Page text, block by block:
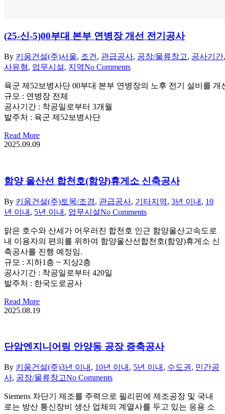
(25-신-5)00부대 본부 연병장 개선 전기공사
By 키움건설(주)서울, 조건 , 관급공사, 공장/물류창고, 공사기간
사유형, 업무시설, 지역No Comments
육군 제52보병사단 00부대 본부 연병장의 노후 전기 설비를
규모 : 연병장 전체
공사기간 : 착공일로부터 3개월
발주처 : 육군 제52보병사단
Read More
2025.09.09
함양 울산선 합천호(함양)휴게소 신축공사
By 키움건설(주)토목/조경, 관급공사, 기타지역, 3년 이내 , 10
년 이내 , 5년 이내 , 업무시설No Comments
맑은 호수와 산세가 어우러진 합천호 인근 함양울산고속도로
내 이용자의 편의를 위하여 함양울산선합천호(함양)휴게소 신
축공사를 진행 예정임.
규모 : 지하1층 ~ 지상2층
공사기간 : 착공일로부터 420일
발주처 : 한국도로공사
Read More
2025.08.19
단암엔지니어링 안양동 공장 증축공사
By 키움건설(주)3년 이내 , 10년 이내 , 5년 이내 , 수도권 , 민간공
사, 공장/물류창고No Comments
Siemens 차단기 제조를 주력으로 필리핀에 제조공장 및 국내
로는 방산 통신장비 생산 업체의 계열사를 두고 있는 응용 소